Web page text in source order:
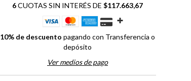
6CUOTAS SIN INTERÉS DE $117.663,67
10% de descuento pagando con Transferencia o
depósito
Ver medios de pago